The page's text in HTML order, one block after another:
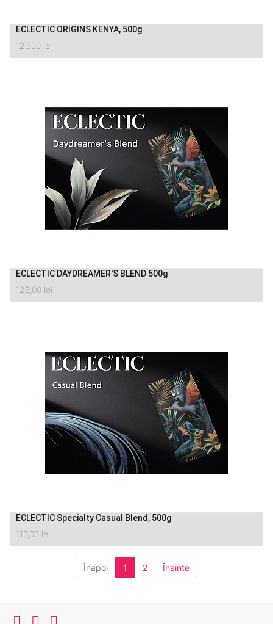
ECLECTIC ORIGINS KENYA, 500g
120,00 lei
ECLECTIC DAYDREAMER'S BLEND 500g
125,00 lei
ECLECTIC Specialty Casual Blend, 500g
110,00 lei
Înapoi 1 2 Înainte